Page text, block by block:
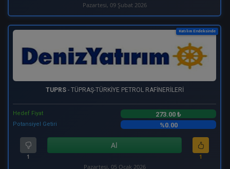
Pazartesi, 09 Şubat 2026
Katılım Endeksinde
TUPRS- TÜPRAŞ-TÜRKİYE PETROL RAFİNERİLERİ
Hedef Fiyat 273.00 ₺
Potansiyel Getiri %0.00
1
Al
1
Pazartesi, 05 Ocak 2026